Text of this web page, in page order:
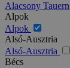
Alacsony Tauern
Alpok
Alpok
Alsó-Ausztria
Alsó-Ausztria
Bécs